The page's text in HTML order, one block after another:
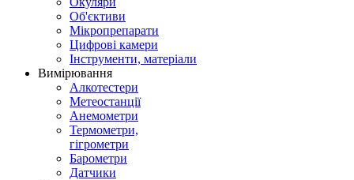
Об'єктиви
Мікропрепарати
Цифрові камери
Інструменти, матеріали
Вимірювання
Алкотестери
Метеостанції
Анемометри
Термометри,
гігрометри
Барометри
Датчики